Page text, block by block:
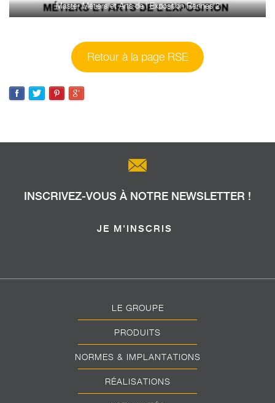
Master Métiers et Arts de l’Exposition Rennes 2
Retour à la page RSE
INSCRIVEZ-VOUS À NOTRE NEWSLETTER !
JE M'INSCRIS
LE GROUPE
PRODUITS
NORMES & IMPLANTATIONS
RÉALISATIONS